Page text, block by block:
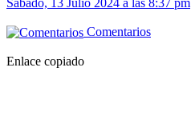
Sábado, 13 Julio 2024 a las 8:37 pm
Comentarios
Enlace copiado